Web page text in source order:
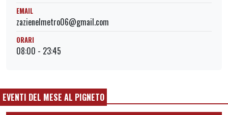
EMAIL
zazienelmetro06@gmail.com
ORARI
08:00 - 23:45
EVENTI DEL MESE AL PIGNETO